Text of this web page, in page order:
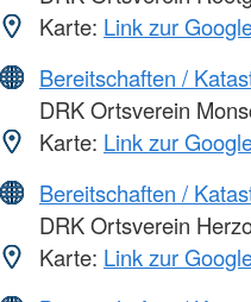
Karte: Link zur
Bereitschaften /
DRK Ortsverein
Karte: Link zur
Bereitschaften /
DRK Ortsverein
Karte: Link zur